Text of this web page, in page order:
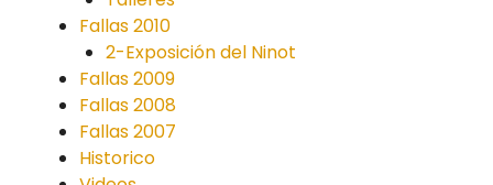
Fallas 2010
2-Exposición del Ninot
Fallas 2009
Fallas 2008
Fallas 2007
Historico